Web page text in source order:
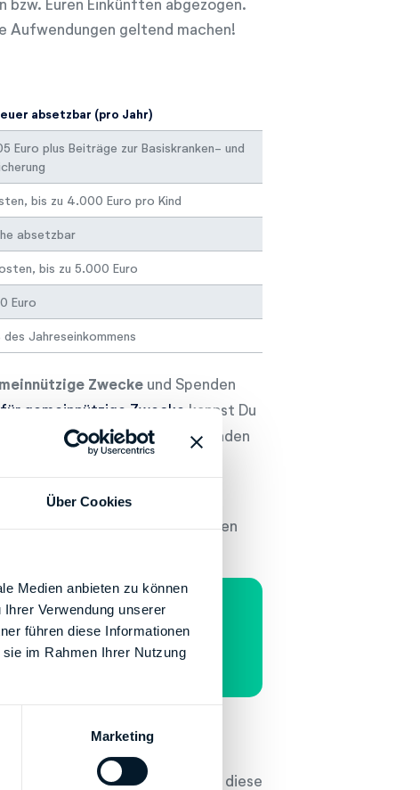
Über Cookies
Medien anbieten zu können
Verwendung unserer
führen diese Informationen
im Rahmen Ihrer Nutzung
Marketing
Euren Einkünften abgezogen.
Aufwendungen geltend machen!
absetzbar (pro Jahr)
Euro plus Beiträge zur Basiskranken- und
bis zu 4.000 Euro pro Kind
absetzbar
bis zu 5.000 Euro
Euro
des Jahreseinkommens
Zweckeund Spenden
gemeinnützige Zwecke kannst Du
der Steuer absetzen. Für Spenden
gilt: Beträge bis zu 1.650 Euro
Spendest Du mehr, können
abgezogen werden.
Steuerrückzahlung!
oder für das Alter, kann diese